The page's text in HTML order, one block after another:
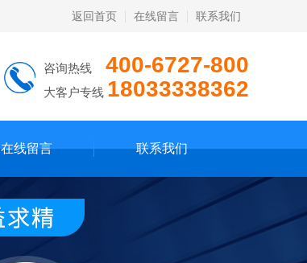
返回首页 在线留言 联系我们
咨询热线 400-6727-800
大客户专线 18033338362
在线留言 联系我们